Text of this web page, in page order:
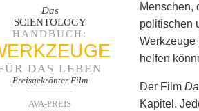
Das
SCIENTOLOGY
HANDBUCH:
DAS LEBEN
Preisgekrönter Film
AVA-PREIS
Menschen,
politischen
Werkzeuge
helfen
Der Film
Kapitel.